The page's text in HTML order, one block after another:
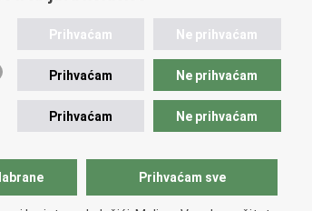
Prihvaćam Ne prihvaćam
Prihvaćam Ne prihvaćam
Prihvaćam Ne prihvaćam
Prihvaćam sve